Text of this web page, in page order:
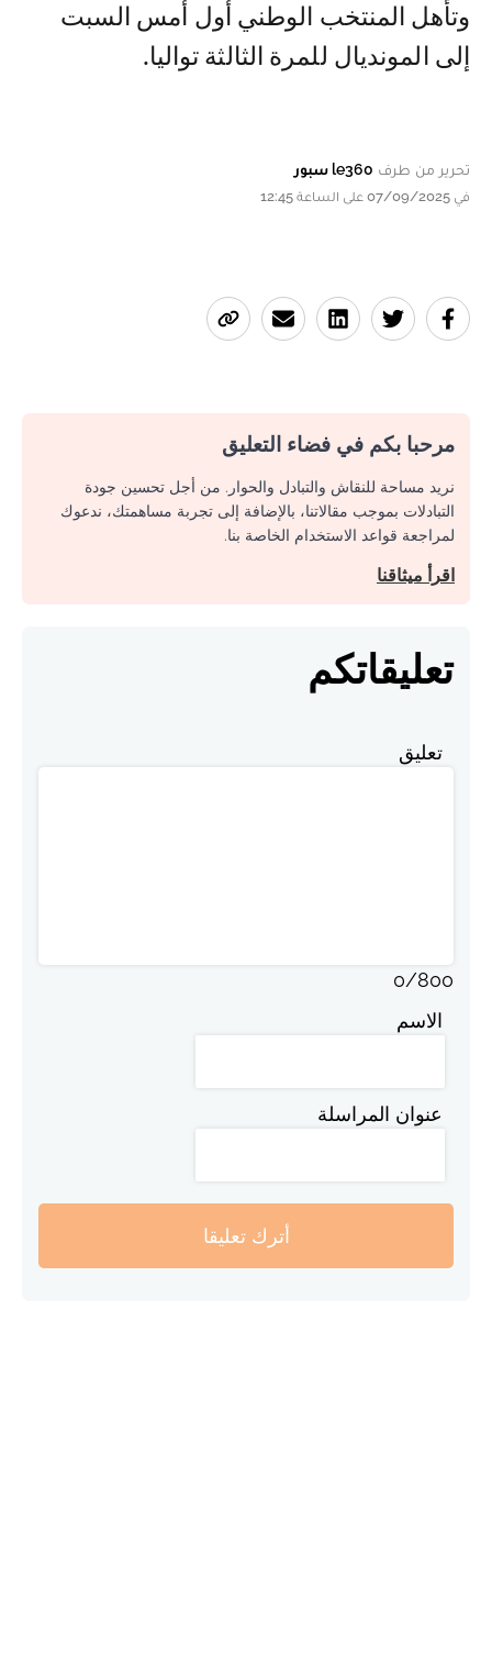
وتأهل المنتخب الوطني أول أمس السبت
إلى المونديال للمرة الثالثة تواليا.
تحرير من طرف le360 سبور
في 07/09/2025 على الساعة 12:45
مرحبا بكم في فضاء التعليق
نريد مساحة للنقاش والتبادل والحوار. من أجل تحسين جودة
التبادلات بموجب مقالاتنا، بالإضافة إلى تجربة مساهمتك، ندعوك
لمراجعة قواعد الاستخدام الخاصة بنا.
اقرأ ميثاقنا
تعليقاتكم
تعليق
0/800
الاسم
عنوان المراسلة
أترك تعليقا